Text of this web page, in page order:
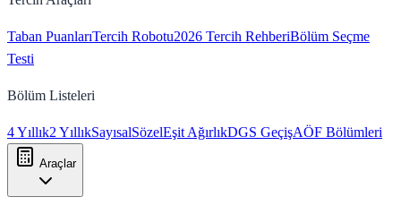
Taban PuanlarıTercih Robotu2026 Tercih RehberiBölüm Seçme
Testi
Bölüm Listeleri
4 Yıllık2 YıllıkSayısalSözelEşit AğırlıkDGS GeçişAÖF Bölümleri
Araçlar